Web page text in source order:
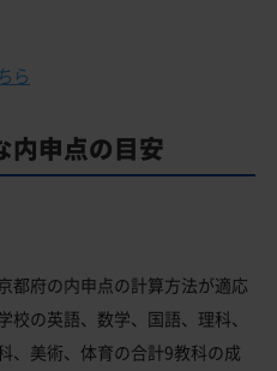
ら
内申点の目安
都府の内申点の計算方法が適応
の英語、数学、国語、理科、
、美術、体育の合計9教科の成